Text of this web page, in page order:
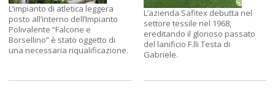
L’impianto di atletica leggera
posto all’interno dell’Impianto
Polivalente “Falcone e
Borsellino” è stato oggetto di
una necessaria riqualificazione.
L’azienda Safitex debutta nel
settore tessile nel 1968,
ereditando il glorioso passato
del lanificio F.lli Testa di
Gabriele.